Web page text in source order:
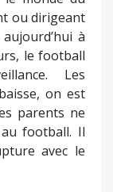
ou dirigeant
à
le football
Les
on est
parents ne
football. Il
avec le